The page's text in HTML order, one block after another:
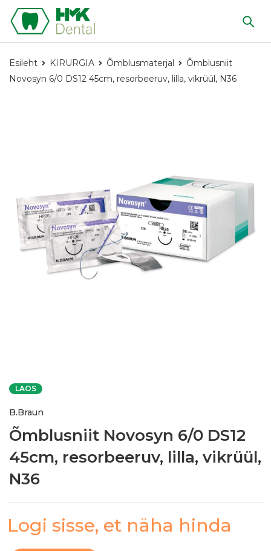
Esileht KIRURGIA Õmblusmaterjal
Õmblusniit
Novosyn 6/0 DS12 45cm, resorbeeruv, lilla, vikrüül, N36
LAOS
B.Braun
Õmblusniit Novosyn 6/0 DS12
45cm, resorbeeruv, lilla, vikrüül,
N36
Logi sisse, et näha hinda